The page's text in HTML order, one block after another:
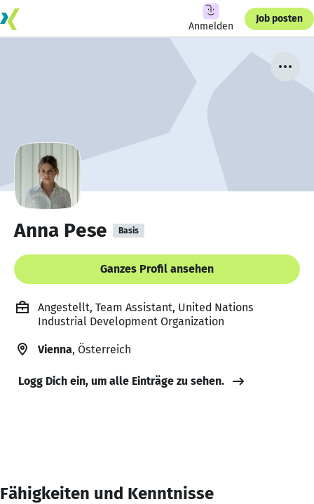
Anmelden
Job posten
Anna Pese Basis
Ganzes Profil ansehen
Angestellt, Team Assistant, United Nations
Industrial Development Organization
Vienna, Österreich
Logg Dich ein, um alle Einträge zu sehen.
Fähigkeiten und Kenntnisse